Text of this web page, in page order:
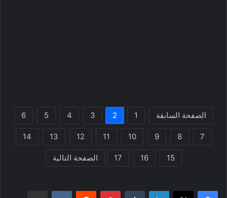
الصفحة السابقة 1
2
3
4
5
6
7
8
9
10
11
12
13
14
15
16
17 الصفحة التالية
لينكدإن بينتيريست